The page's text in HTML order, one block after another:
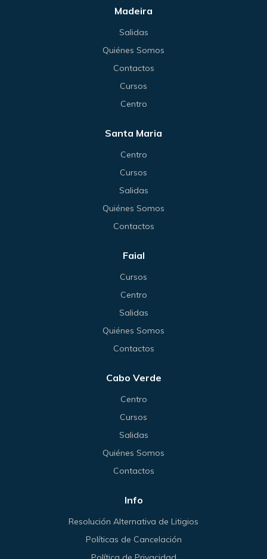
Madeira
Salidas
Quiénes Somos
Contactos
Cursos
Centro
Santa Maria
Centro
Cursos
Salidas
Quiénes Somos
Contactos
Faial
Cursos
Centro
Salidas
Quiénes Somos
Contactos
Cabo Verde
Centro
Cursos
Salidas
Quiénes Somos
Contactos
Info
Resolución Alternativa de Litigios
Políticas de Cancelación